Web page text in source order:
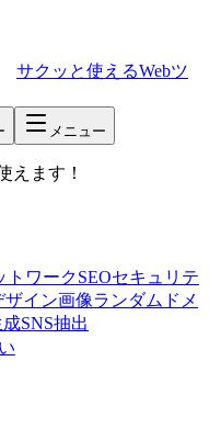
サクッと使えるWebツ
メニュー
えます！
トワークSEOセキュリテ
ザイン画像ランダム ドメ
成SNS抽出